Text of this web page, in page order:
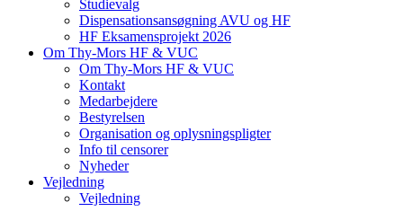
Studievalg
Dispensationsansøgning AVU og HF
HF Eksamensprojekt 2026
Om Thy-Mors HF & VUC
Om Thy-Mors HF & VUC
Kontakt
Medarbejdere
Bestyrelsen
Organisation og oplysningspligter
Info til censorer
Nyheder
Vejledning
Vejledning